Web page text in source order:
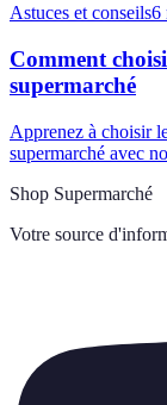
Astuces et conseils6
Comment
supermarché
Apprenez à choisir
supermarché avec
Shop Supermarché
Votre source